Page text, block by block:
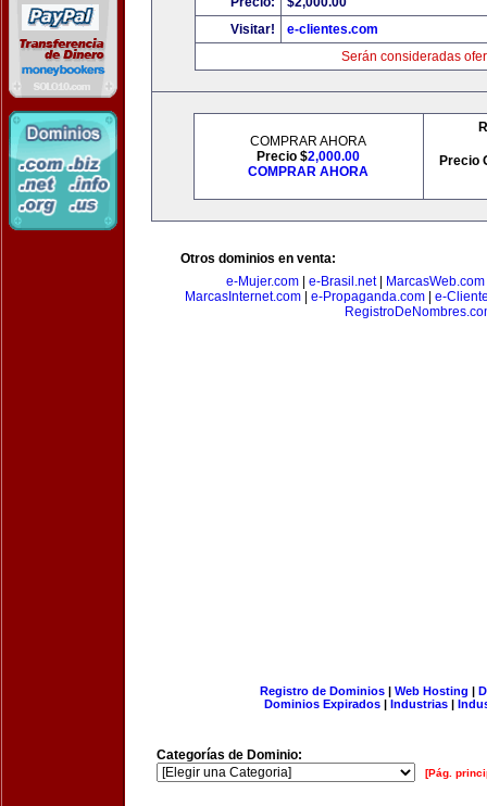
Visitar!
e-clientes.com
Serán consideradas
COMPRAR AHORA
Precio $2,000.00
COMPRAR AHORA
Precio
Otros dominios en venta:
e-Mujer.com| e-Brasil.net| MarcasWeb.com
MarcasInternet.com| e-Propaganda.com| e-
Registro de Dominios| Web Hosting |
Dominios Expirados | Industrias |
Categorías de Dominio:
[Pág.